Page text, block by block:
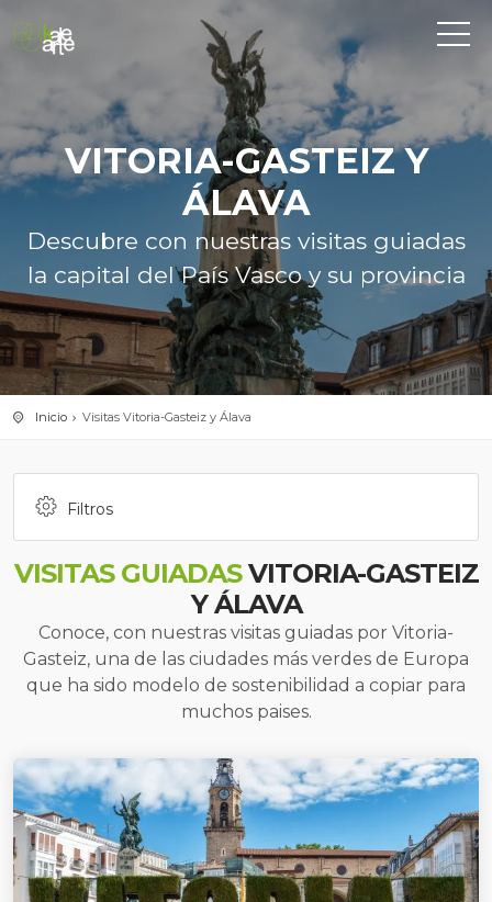
VITORIA-GASTEIZ Y
ÁLAVA
Descubre con nuestras visitas guiadas
la capital del País Vasco y su provincia
Inicio Visitas Vitoria-Gasteiz y Álava
Filtros
VISITAS GUIADASVITORIA-GASTEIZ
Y ÁLAVA
Conoce, con nuestras visitas guiadas por Vitoria-
Gasteiz, una de las ciudades más verdes de Europa
que ha sido modelo de sostenibilidad a copiar para
muchos paises.